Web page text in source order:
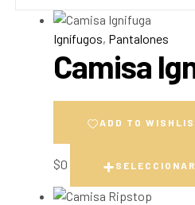
Ignífugos, Pantalones
Camisa
ADD TO
$0